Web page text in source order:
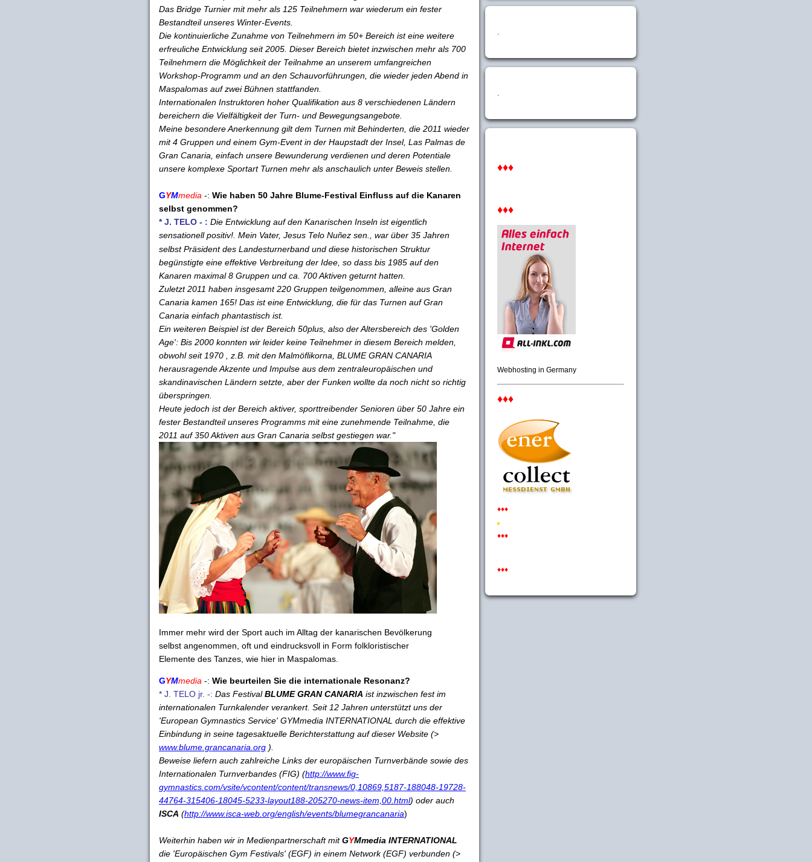
Das Bridge Turnier mit mehr als 125 Teilnehmern war wiederum ein fester
Bestandteil unseres Winter-Events.
Die kontinuierliche Zunahme von Teilnehmern im 50+ Bereich ist eine weitere
erfreuliche Entwicklung seit 2005. Dieser Bereich bietet inzwischen mehr als 700
Teilnehmern die Möglichkeit der Teilnahme an unserem umfangreichen
Workshop-Programm und an den Schauvorführungen, die wieder jeden Abend in
Maspalomas auf zwei Bühnen stattfanden.
Internationalen Instruktoren hoher Qualifikation aus 8 verschiedenen Ländern
bereichern die Vielfältigkeit der Turn- und Bewegungsangebote.
Meine besondere Anerkennung gilt dem Turnen mit Behinderten, die 2011 wieder
mit 4 Gruppen und einem Gym-Event in der Haupstadt der Insel, Las Palmas de
Gran Canaria, einfach unsere Bewunderung verdienen und deren Potentiale
unsere komplexe Sportart Turnen mehr als anschaulich unter Beweis stellen.
GYMmedia -: Wie haben 50 Jahre Blume-Festival Einfluss auf die Kanaren
selbst genommen?
* J. TELO - : Die Entwicklung auf den Kanarischen Inseln ist eigentlich
sensationell positiv!. Mein Vater, Jesus Telo Nuñez sen., war über 35 Jahren
selbst Präsident des Landesturnerband und diese historischen Struktur
begünstigte eine effektive Verbreitung der Idee, so dass bis 1985 auf den
Kanaren maximal 8 Gruppen und ca. 700 Aktiven geturnt hatten.
Zuletzt 2011 haben insgesamt 220 Gruppen teilgenommen, alleine aus Gran
Canaria kamen 165! Das ist eine Entwicklung, die für das Turnen auf Gran
Canaria einfach phantastisch ist.
Ein weiteren Beispiel ist der Bereich 50plus, also der Altersbereich des 'Golden
Age': Bis 2000 konnten wir leider keine Teilnehmer in diesem Bereich melden,
obwohl seit 1970 , z.B. mit den Malmöflikorna, BLUME GRAN CANARIA
herausragende Akzente und Impulse aus dem zentraleuropäischen und
skandinavischen Ländern setzte, aber der Funken wollte da noch nicht so richtig
überspringen.
Heute jedoch ist der Bereich aktiver, sporttreibender Senioren über 50 Jahre ein
fester Bestandteil unseres Programms mit eine zunehmende Teilnahme, die
2011 auf 350 Aktiven aus Gran Canaria selbst gestiegen war."
Immer mehr wird der Sport auch im Alltag der kanarischen Bevölkerung
selbst angenommen, oft und eindrucksvoll in Form folkloristischer
Elemente des Tanzes, wie hier in Maspalomas.
GYMmedia -: Wie beurteilen Sie die internationale Resonanz?
* J. TELO jr. -: Das Festival BLUME GRAN CANARIA ist inzwischen fest im
internationalen Turnkalender verankert. Seit 12 Jahren unterstützt uns der
'European Gymnastics Service' GYMmedia INTERNATIONAL durch die effektive
Einbindung in seine tagesaktuelle Berichterstattung auf dieser Website (>
www.blume.grancanaria.org ).
Beweise liefern auch zahlreiche Links der europäischen Turnverbände sowie des
Internationalen Turnverbandes (FIG) (http://www.fig-
gymnastics.com/vsite/vcontent/content/transnews/0,10869,5187-188048-19728-
44764-315406-18045-5233-layout188-205270-news-item,00.html) oder auch
ISCA (http://www.isca-web.org/english/events/blumegrancanaria)
Weiterhin haben wir in Medienpartnerschaft mitGYMmedia INTERNATIONAL
die 'Europäischen Gym Festivals' (EGF) in einem Network (EGF) verbunden (>
.
.
♦♦♦
♦♦♦
Webhosting in Germany
♦♦♦
♦♦♦
♦♦♦
♦♦♦